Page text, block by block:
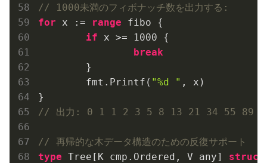
// 1000未満のフィボナッチ数を出力する:
for x := range fibo {
if x >= 1000 {
break
	fmt.Printf(
"%d " , x)
// 出力: 0 1 1 2 3 5 8 13 21 34 55 89
// 再帰的な木データ構造のための反復サポート
type Tree[K cmp.Ordered, V any] struct